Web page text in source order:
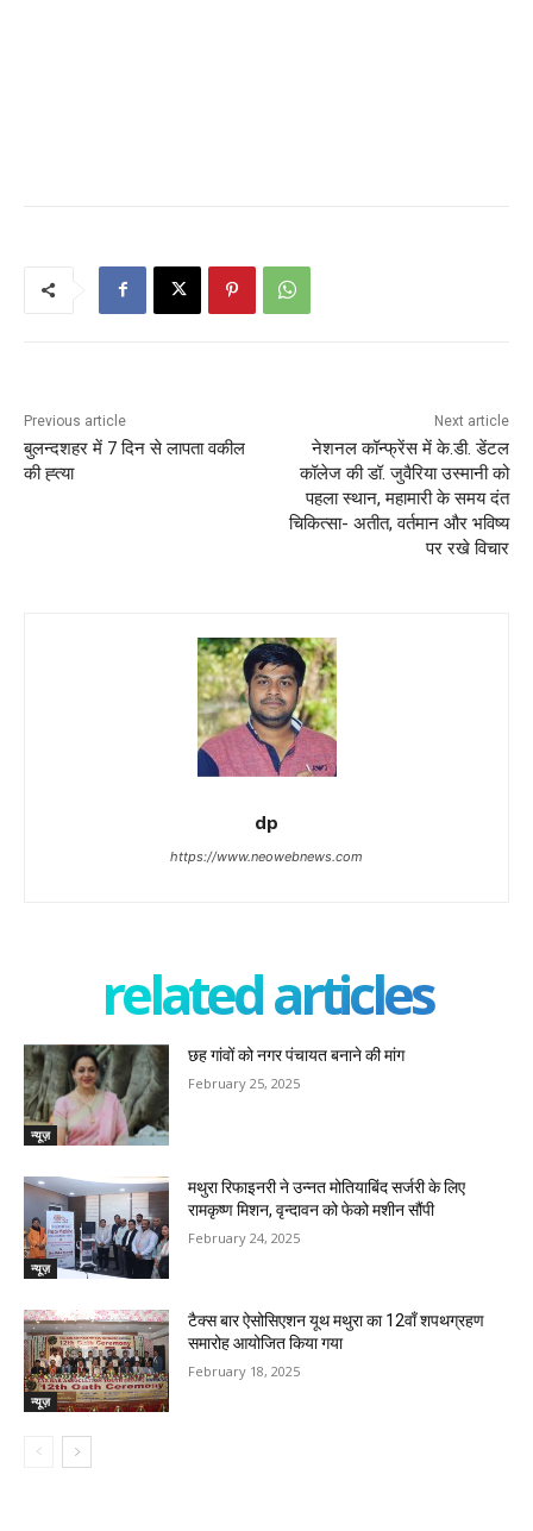
Previous article
बुलन्दशहर में 7 दिन से लापता वकील
की ह्त्या
Next article
नेशनल कॉन्फ्रेंस में के.डी. डेंटल
कॉलेज की डॉ. जुवैरिया उस्मानी को
पहला स्थान, महामारी के समय दंत
चिकित्सा- अतीत, वर्तमान और भविष्य
पर रखे विचार
dp
https://www.neowebnews.com
related articles
न्यूज़
छह गांवों को नगर पंचायत बनाने की मांग
February 25, 2025
न्यूज़
मथुरा रिफाइनरी ने उन्नत मोतियाबिंद सर्जरी के लिए
रामकृष्ण मिशन, वृन्दावन को फेको मशीन सौंपी
February 24, 2025
न्यूज़
टैक्स बार ऐसोसिएशन यूथ मथुरा का 12वाँ शपथग्रहण
समारोह आयोजित किया गया
February 18, 2025